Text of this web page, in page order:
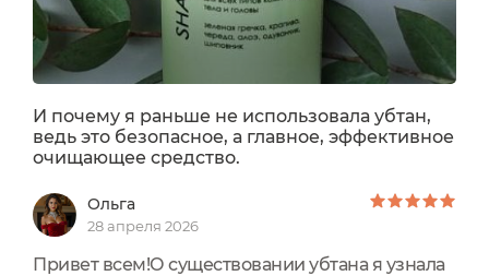
И почему я раньше не использовала убтан,
ведь это безопасное, а главное, эффективное
очищающее средство.
Ольга
28 апреля 2026
Привет всем!О существовании убтана я узнала